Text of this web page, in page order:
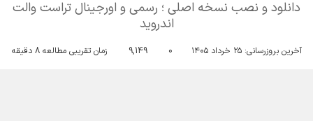
دانلود و نصب نسخه اصلی ؛ رسمی و اورجینال تراست والت
اندروید
آخرین بروزرسانی:۲۵ خرداد ۱۴۰۵ 0
9,149 زمان تقریبی مطالعه 8 دقیقه